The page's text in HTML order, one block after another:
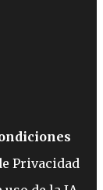
Privacidad